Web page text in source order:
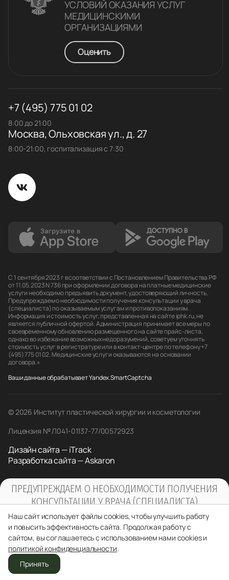
Отделения
УСЛОВИЙ ОКАЗАНИЯ УСЛУГ
МЕДИЦИНСКИМИ
ОРГАНИЗАЦИЯМИ
Оценить
+7 (495) 775 01 02
8:00 до 21:00
Москва, Ольховская ул., д. 27
8:00-21:00, госпитализация с 7:30
С 1 сентября 2023 г в соответствии с Постановлением Правительства РФ
от 11.05.2023 N 736 при оформлении договора на платные медицинские
услуги необходимо предъявить документ, удостоверяющий личность.
Предупреждаем о необходимости получения консультации у врача
(специалиста) по оказываемым услугам и противопоказаниям.
Информация и стоимость услуг, представленная на сайте iphk.ru, не
является публичной офертой. Администрация принимает все меры по
своевременному обновлению размещенного на сайте прайс-листа,
однако во избежание возможных недоразумений, советуем уточнять
стоимость услуг в регистратуре или в контакт-центре по телефону +7
(495) 775 01 02. Медицинские услуги оказываются на основании
договора.»
Ваши данные обрабатывает Yandex.SmartCaptcha
© 2026 Институт пластической хирургии и косметологии
Лицензия № Л041-01137-77/00572923
Дизайн сайта — iTrack
Разработка сайта — Askaron
ПРЕДУПРЕЖДАЕМ О НЕОБХОДИМОСТИ ПОЛУЧЕНИЯ
КОНСУЛЬТАЦИИ У ВРАЧА (СПЕЦИАЛИСТА)
ПО ОКАЗЫВАЕМЫМ УСЛУГАМ И
ПРОТИВОПОКАЗАНИЯМ
Наш сайт использует файлы cookies, чтобы улучшить работу
и повысить эффективность сайта. Продолжая работу с
сайтом, вы соглашаетесь с использованием нами cookies и
политикой конфиденциальности.
Принять